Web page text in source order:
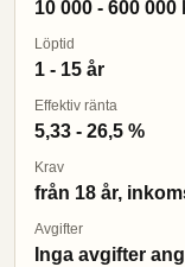
10 000 - 600 000
Löptid
1 - 15 år
Effektiv ränta
5,33 - 26,5 %
Krav
från 18 år,
Avgifter
Inga avgifter